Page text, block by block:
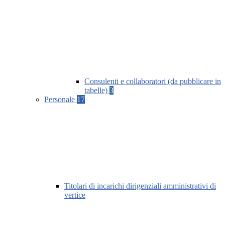
Consulenti e collaboratori (da pubblicare in
tabelle) 3
Personale 17
Titolari di incarichi dirigenziali amministrativi di
vertice